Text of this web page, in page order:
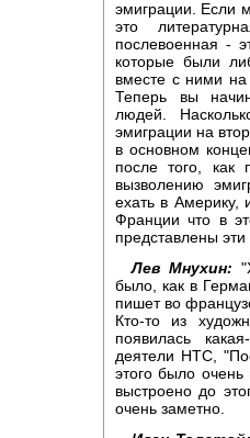
эмиграции. Если
это
послевоенная -
которые были
вместе с ними
Теперь вы
людей.
эмиграции на
в основном
после того, как
вызволению
ехать в Америку,
Франции что в
представлены
Лев Мнухин:
было, как в
пишет во
Кто-то из
появилась
деятели НТС,
этого было
выстроено до
очень заметно.